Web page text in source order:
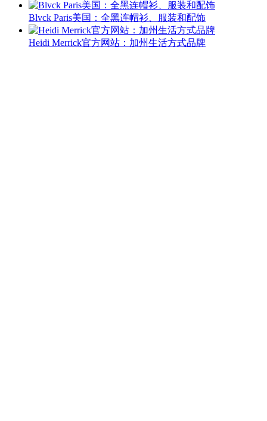
Blvck Paris美国：全黑连帽衫、服装和配饰
Heidi Merrick官方网站：加州生活方式品牌